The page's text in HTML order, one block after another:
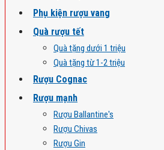
Phụ kiện rượu vang
Quà rượu tết
Quà tặng dưới 1 triệu
Quà tặng từ 1-2 triệu
Rượu Cognac
Rượu mạnh
Rượu Ballantine's
Rượu Chivas
Rượu Gin